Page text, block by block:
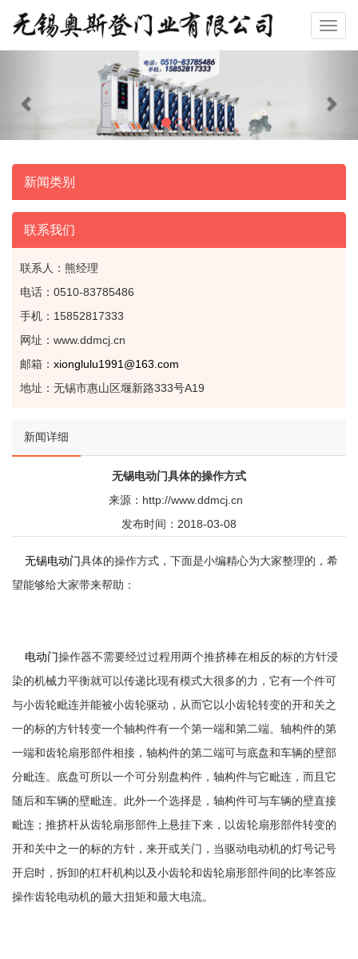
新闻类别
联系我们
联系人：熊经理
电话：0510-83785486
手机：15852817333
网址：www.ddmcj.cn
邮箱： xionglulu1991@163.com
地址：无锡市惠山区堰新路333号A19
新闻详细
无锡电动门具体的操作方式
来源：http://www.ddmcj.cn
发布时间：2018-03-08
无锡电动门具体的操作方式，下面是小编精心为大家整理的，希
望能够给大家带来帮助：
电动门操作器不需要经过过程用两个推挤棒在相反的标的方针浸
染的机械力平衡就可以传递比现有模式大很多的力，它有一个件可
与小齿轮毗连并能被小齿轮驱动，从而它以小齿轮转变的开和关之
一的标的方针转变一个轴构件有一个第一端和第二端。轴构件的第
一端和齿轮扇形部件相接，轴构件的第二端可与底盘和车辆的壁部
分毗连。底盘可所以一个可分别盘构件，轴构件与它毗连，而且它
随后和车辆的壁毗连。此外一个选择是，轴构件可与车辆的壁直接
毗连；推挤杆从齿轮扇形部件上悬挂下来，以齿轮扇形部件转变的
开和关中之一的标的方针，来开或关门，当驱动电动机的灯号记号
开启时，拆卸的杠杆机构以及小齿轮和齿轮扇形部件间的比率答应
操作齿轮电动机的最大扭矩和最大电流。